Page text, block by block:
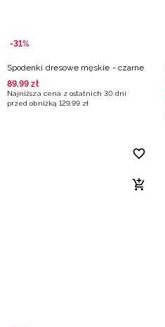
-31%
Spodenki dresowe męskie - czarne
89,99 zł
Najniższa cena z ostatnich 30 dni
przed obniżką 129,99 zł